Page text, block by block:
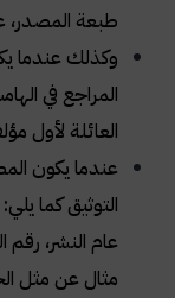
طبعة المصدر،
وكذلك عندما
المراجع في
العائلة لأول
عندما يكون
التوثيق كما
عام النشر،